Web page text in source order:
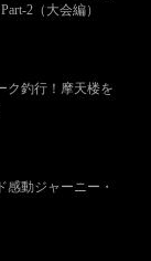
2（大会編）
ク釣行！摩天楼を
感動ジャーニー・